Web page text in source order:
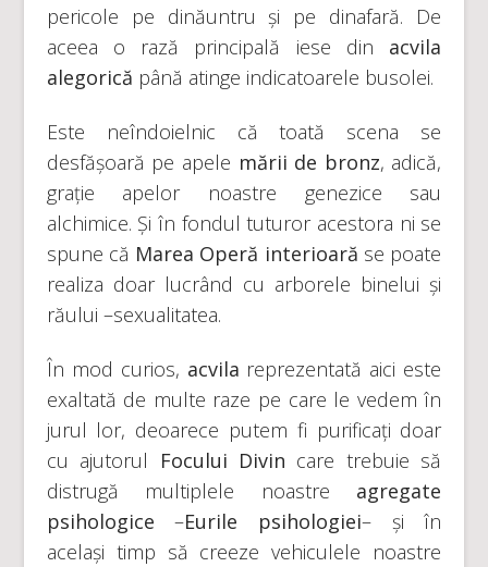
pericole pe dinăuntru și pe dinafară. De
aceea o rază principală iese din acvila
alegorică până atinge indicatoarele busolei.
Este neîndoielnic că toată scena se
desfășoară pe apele mării de bronz, adică,
grație apelor noastre genezice sau
alchimice. Și în fondul tuturor acestora ni se
spune că Marea Operă interioară se poate
realiza doar lucrând cu arborele binelui și
răului –sexualitatea.
În mod curios, acvila reprezentată aici este
exaltată de multe raze pe care le vedem în
jurul lor, deoarece putem fi purificați doar
cu ajutorul
Focului Divin care trebuie să
distrugă multiplele noastre agregate
psihologice–Eurile psihologiei– și în
același timp să creeze vehiculele noastre